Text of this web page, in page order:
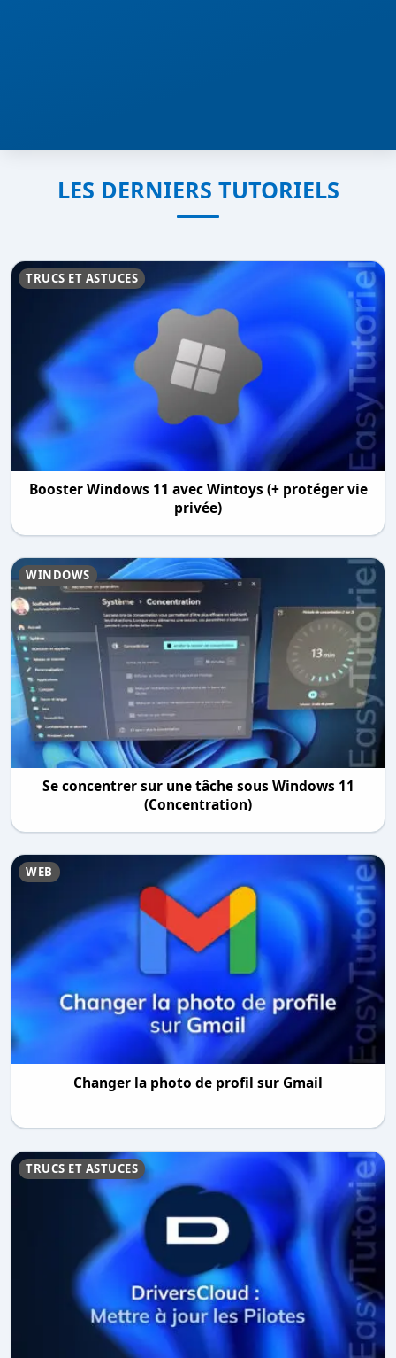
LES DERNIERS TUTORIELS
TRUCS ET ASTUCES
Booster Windows 11 avec Wintoys (+ protéger vie
privée)
WINDOWS
Se concentrer sur une tâche sous Windows 11
(Concentration)
WEB
Changer la photo de profil sur Gmail
TRUCS ET ASTUCES